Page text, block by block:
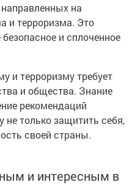
на
и терроризма. Это
и сплоченное
и терроризму требует
и общества. Знание
рекомендаций
только защитить себя,
своей страны.
и интересным в